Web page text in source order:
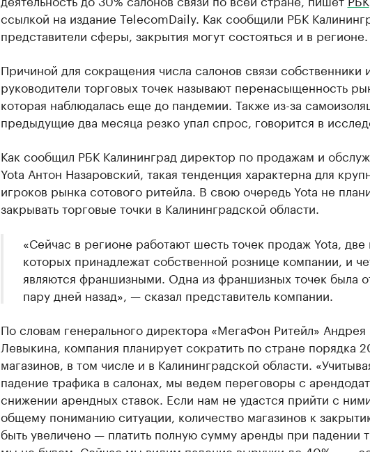
ссылкой на издание TelecomDaily. Как сообщили РБК
представители сферы, закрытия могут состояться и в регионе.
Причиной для сокращения числа салонов связи собственники
руководители торговых точек называют перенасыщенность
которая наблюдалась еще до пандемии. Также из-за
предыдущие два месяца резко упал спрос, говорится в
Как сообщил РБК Калининград директор по продажам и
Yota Антон Назаровский, такая тенденция характерна для
игроков рынка сотового ритейла. В свою очередь Yota не
закрывать торговые точки в Калининградской области.
«Сейчас в регионе работают шесть точек продаж Yota, две
которых принадлежат собственной рознице компании, и
являются франшизными. Одна из франшизных точек была
пару дней назад», — сказал представитель компании.
По словам генерального директора «МегаФон Ритейл» Андрея
Левыкина, компания планирует сократить по стране порядка
магазинов, в том числе и в Калининградской области.
падение трафика в салонах, мы ведем переговоры с
снижении арендных ставок. Если нам не удастся прийти с
общему пониманию ситуации, количество магазинов к
быть увеличено — платить полную сумму аренды при падении